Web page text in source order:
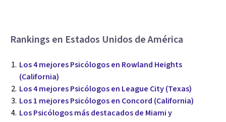
Rankings en Estados Unidos de América
Los 4 mejores Psicólogos en Rowland Heights
(California)
Los 4 mejores Psicólogos en League City (Texas)
Los 1 mejores Psicólogos en Concord (California)
Los Psicólogos más destacados de Miami y